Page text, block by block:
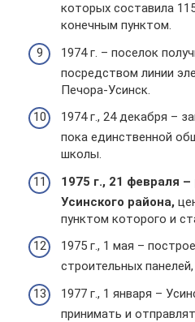
которых составила
конечным пунктом.
1974 г. – поселок
посредством линии
Печора-Усинск.
1974 г., 24 декабря –
пока единственной
школы.
1975 г., 21 февраля
Усинского района,
пунктом которого и
1975 г., 1 мая –
строительных
1977 г., 1 января –
принимать и